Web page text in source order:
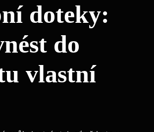
doteky:
do
vlastní